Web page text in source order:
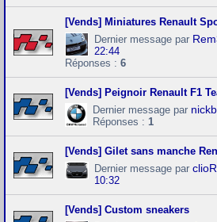
[Vends] Miniatures Renault
Dernier message par
22:44
Réponses : 6
[Vends] Peignoir Renault F1 Team
Dernier message par
Réponses : 1
[Vends] Gilet sans manche
Dernier message par
10:32
[Vends] Custom sneakers